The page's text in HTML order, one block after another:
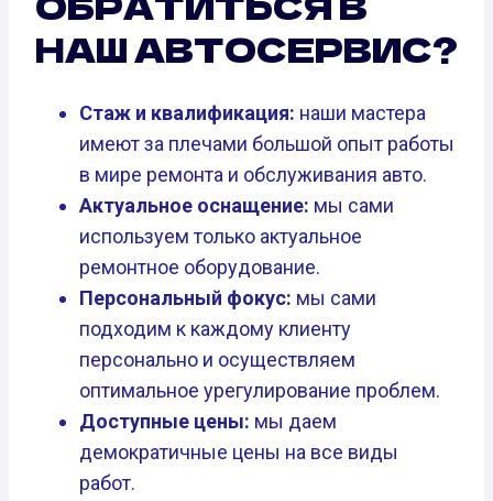
НАШ АВТОСЕРВИС?
Стаж и квалификация: наши мастера
имеют за плечами большой опыт работы
в мире ремонта и обслуживания авто.
Актуальное оснащение: мы сами
используем только актуальное
ремонтное оборудование.
Персональный фокус: мы сами
подходим к каждому клиенту
персонально и осуществляем
оптимальное урегулирование проблем.
Доступные цены: мы даем
демократичные цены на все виды
работ.